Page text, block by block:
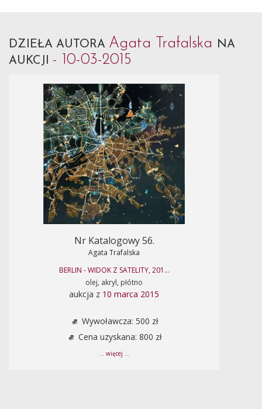
DZIEŁA AUTORA Agata Trafalska NA
AUKCJI - 10-03-2015
Nr Katalogowy 56.
Agata Trafalska
BERLIN - WIDOK Z SATELITY, 201...
olej, akryl, płótno
aukcja z 10 marca 2015
Wywoławcza: 500 zł
Cena uzyskana: 800 zł
... więcej ...